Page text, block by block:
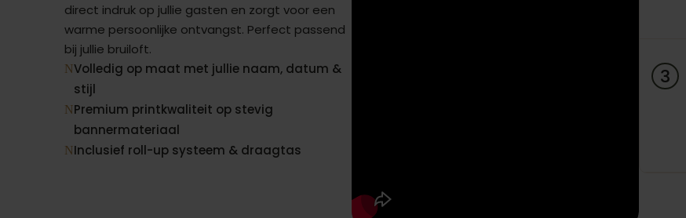
direct indruk op jullie gasten en zorgt voor een
warme persoonlijke ontvangst. Perfect passend
bij jullie bruiloft.
NVolledig op maat met jullie naam, datum &
stijl
NPremium printkwaliteit op stevig
bannermateriaal
NInclusief roll-up systeem & draagtas
3